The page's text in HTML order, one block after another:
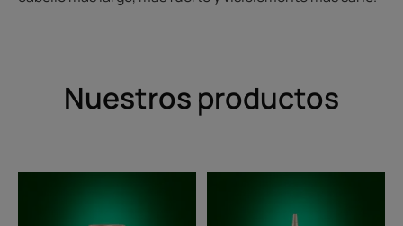
Nuestros productos